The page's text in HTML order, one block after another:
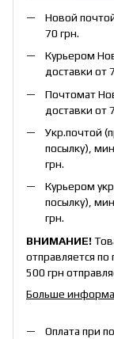
Новой
70 грн.
Курьером
доставки от
Почтомат
доставки от
Укр.почтой
посылку),
грн.
Курьером
посылку),
грн.
ВНИМАНИЕ!
отправляется
500 грн
Больше
Оплата при